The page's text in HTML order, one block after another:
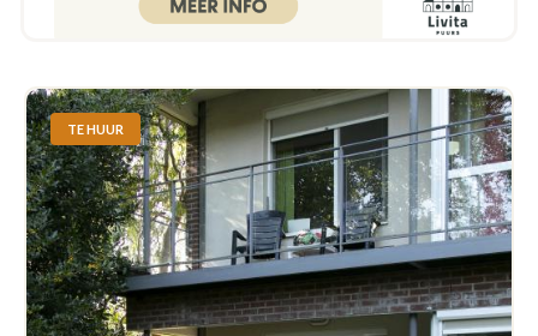
TE HUUR